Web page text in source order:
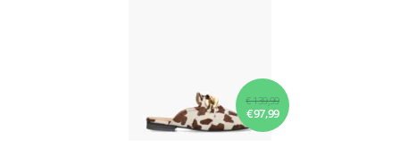
€ 139,99
€ 97,99